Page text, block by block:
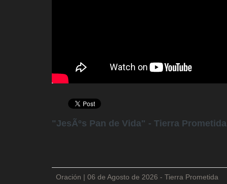
"JesÃºs Pan de Vida" - Tierra Prometida
Oración | 06 de Agosto de 2026 - Tierra Prometida